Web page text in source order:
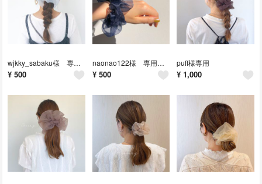
wjkky_sabaku様 専用ページ
¥ 500
naonao122様 専用ページ
¥ 500
puff様専用
¥ 1,000